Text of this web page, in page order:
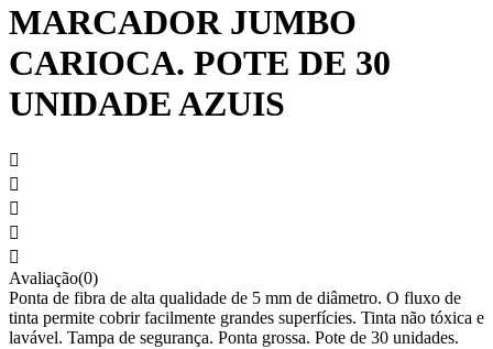
MARCADOR JUMBO
CARIOCA. POTE DE 30
UNIDADE AZUIS





Avaliação(0)
Ponta de fibra de alta qualidade de 5 mm de diâmetro. O fluxo de
tinta permite cobrir facilmente grandes superfícies. Tinta não tóxica e
lavável. Tampa de segurança. Ponta grossa. Pote de 30 unidades.